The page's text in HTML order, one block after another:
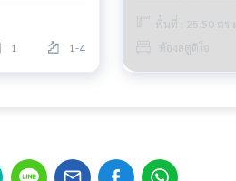
1 1-4
พื้นที่ : 25.50 ตร.ม.
ห้องสตูดิโอ